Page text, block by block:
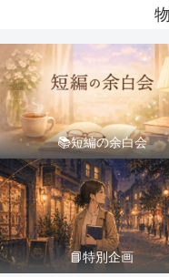
📚短編の余白会
📘特別企画